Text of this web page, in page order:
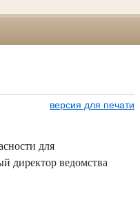
версия для печати
для
директор ведомства